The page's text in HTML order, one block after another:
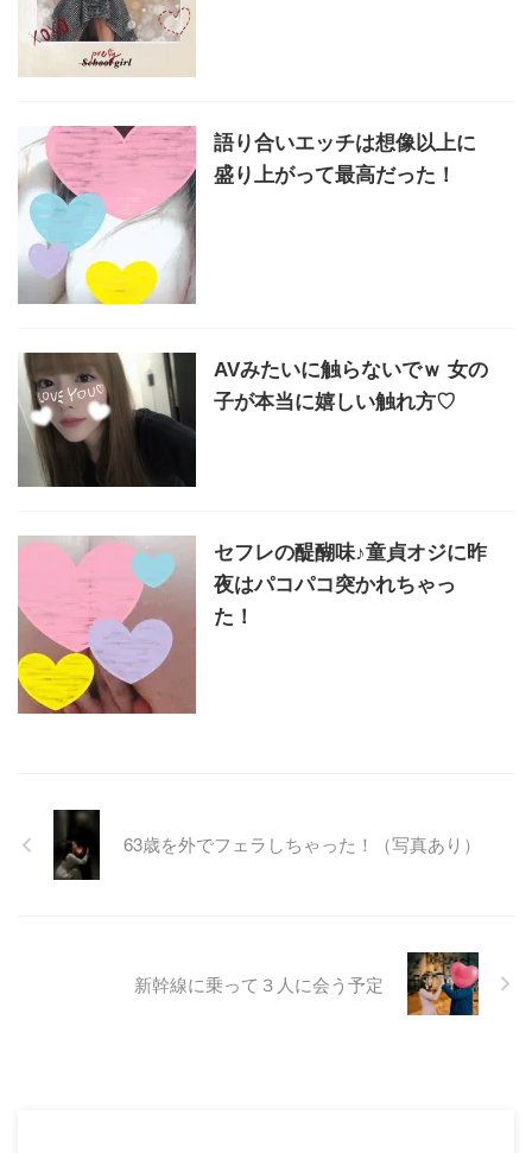
語り合いエッチは想像以上に
盛り上がって最高だった！
AVみたいに触らないでｗ 女の
子が本当に嬉しい触れ方♡
セフレの醍醐味♪童貞オジに昨
夜はパコパコ突かれちゃっ
た！
63歳を外でフェラしちゃった！（写真あり）
新幹線に乗って３人に会う予定